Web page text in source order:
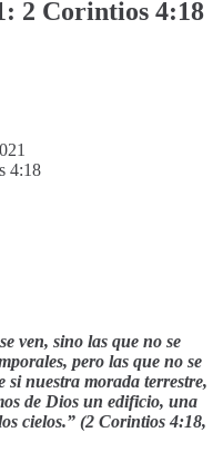
2 Corintios 4:18
ven, sino las que no se
pero las que no se
si nuestra morada terrestre,
de Dios un edificio, una
cielos.” (2 Corintios 4:18,